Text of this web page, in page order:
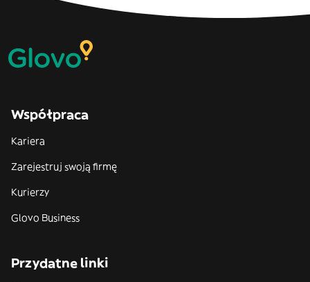
Współpraca
Kariera
Zarejestruj swoją firmę
Kurierzy
Glovo Business
Przydatne linki